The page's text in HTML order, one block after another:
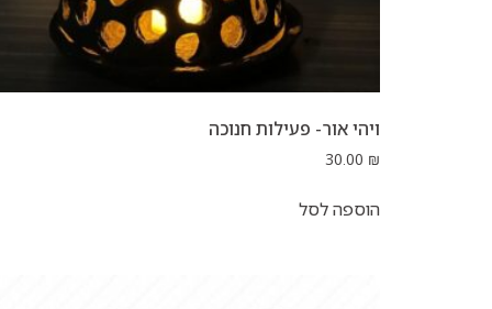
ויהי אור- פעילות חנוכה
30.00 ₪
הוספה לסל